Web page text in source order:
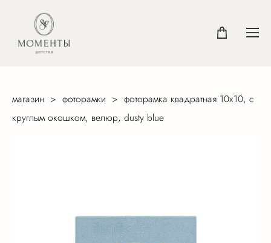
магазин > фоторамки > фоторамка квадратная 10х10, с
круглым окошком, велюр, dusty blue